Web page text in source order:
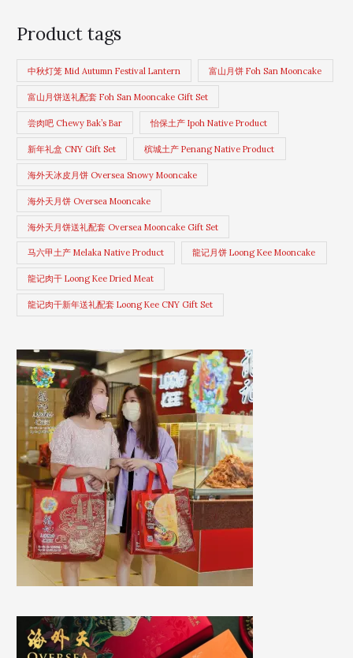
Product tags
中秋灯笼 Mid Autumn Festival Lantern 富山月饼 Foh San Mooncake
富山月饼送礼配套 Foh San Mooncake Gift Set
尝肉吧 Chewy Bak’s Bar 怡保土产 Ipoh Native Product
新年礼盒 CNY Gift Set 槟城土产 Penang Native Product
海外天冰皮月饼 Oversea Snowy Mooncake
海外天月饼 Oversea Mooncake
海外天月饼送礼配套 Oversea Mooncake Gift Set
马六甲土产 Melaka Native Product 龍记月饼 Loong Kee Mooncake
龍记肉干 Loong Kee Dried Meat
龍记肉干新年送礼配套 Loong Kee CNY Gift Set